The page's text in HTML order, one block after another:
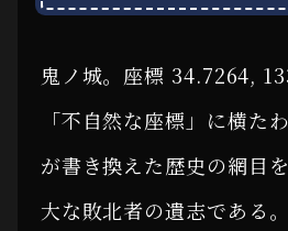
鬼ノ城。座標 34.7264,
「不自然な座標」に横た
が書き換えた歴史の網目
大な敗北者の遺志である